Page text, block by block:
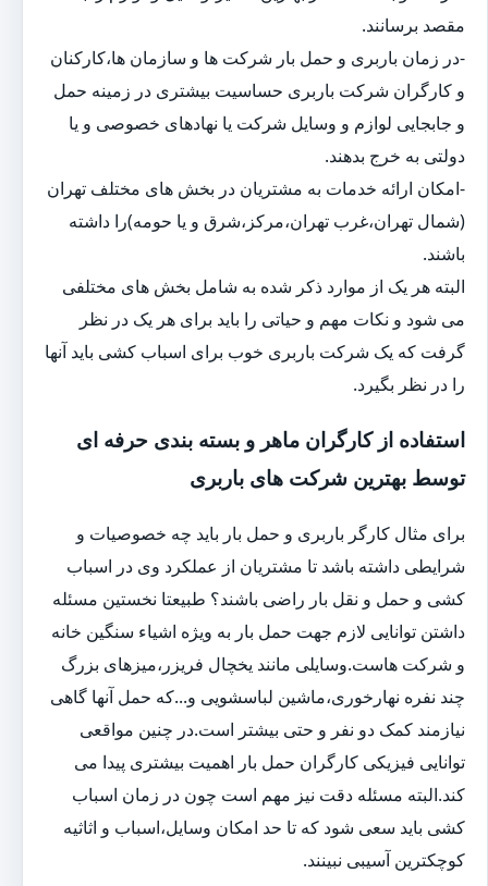
مقصد برسانند.
-در زمان باربری و حمل بار شرکت ها و سازمان ها،کارکنان
و کارگران شرکت باربری حساسیت بیشتری در زمینه حمل
و جابجایی لوازم و وسایل شرکت یا نهادهای خصوصی و یا
دولتی به خرج بدهند.
-امکان ارائه خدمات به مشتریان در بخش های مختلف تهران
(شمال تهران،غرب تهران،مرکز،شرق و یا حومه)را داشته
باشند.
البته هر یک از موارد ذکر شده به شامل بخش های مختلفی
می شود و نکات مهم و حیاتی را باید برای هر یک در نظر
گرفت که یک شرکت باربری خوب برای اسباب کشی باید آنها
را در نظر بگیرد.
استفاده از کارگران ماهر و بسته بندی حرفه ای
توسط بهترین شرکت های باربری
برای مثال کارگر باربری و حمل بار باید چه خصوصیات و
شرایطی داشته باشد تا مشتریان از عملکرد وی در اسباب
کشی و حمل و نقل بار راضی باشند؟ طبیعتا نخستین مسئله
داشتن توانایی لازم جهت حمل بار به ویژه اشیاء سنگین خانه
و شرکت هاست.وسایلی مانند یخچال فریزر،میزهای بزرگ
چند نفره نهارخوری،ماشین لباسشویی و...که حمل آنها گاهی
نیازمند کمک دو نفر و حتی بیشتر است.در چنین مواقعی
توانایی فیزیکی کارگران حمل بار اهمیت بیشتری پیدا می
کند.البته مسئله دقت نیز مهم است چون در زمان اسباب
کشی باید سعی شود که تا حد امکان وسایل،اسباب و اثاثیه
کوچکترین آسیبی نبینند.